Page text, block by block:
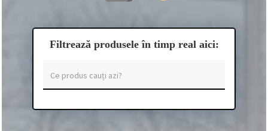
Filtrează produsele în timp real aici: